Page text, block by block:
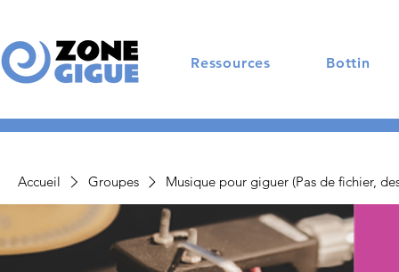
Ressources Bottin
Accueil Groupes Musique pour giguer (Pas de fichier,